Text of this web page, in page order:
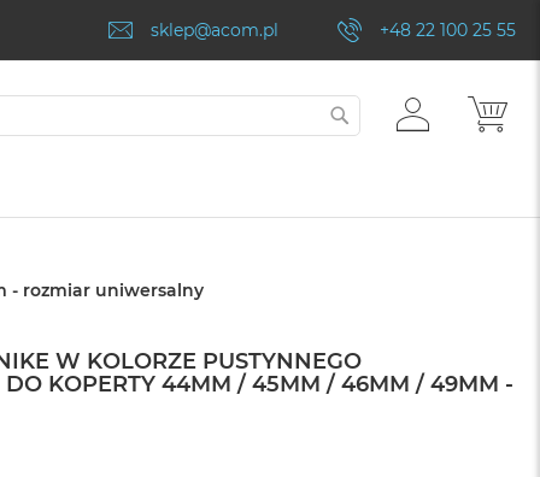
sklep@acom.pl +48 22 100 25 55
ZALOGUJ
SIĘ
SZUKAJ
- rozmiar uniwersalny
W KOLORZE PUSTYNNEGO
DO KOPERTY 44MM / 45MM / 46MM / 49MM -